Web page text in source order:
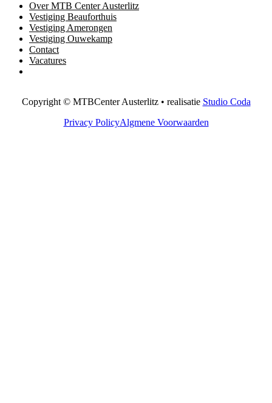
Over MTB Center Austerlitz
Vestiging Beauforthuis
Vestiging Amerongen
Vestiging Ouwekamp
Contact
Vacatures
Copyright © MTBCenter Austerlitz • realisatie Studio Coda
Privacy PolicyAlgmene Voorwaarden